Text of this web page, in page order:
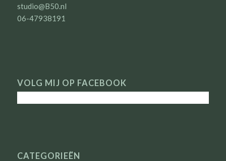
studio@B50.nl
06-47938191
VOLG MIJ OP FACEBOOK
CATEGORIEËN